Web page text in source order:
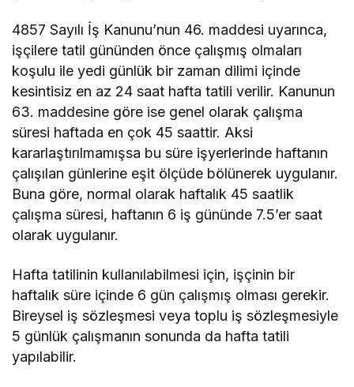
4857 Sayılı İş Kanunu’nun 46. maddesi uyarınca,
işçilere tatil gününden önce çalışmış olmaları
koşulu ile yedi günlük bir zaman dilimi içinde
kesintisiz en az 24 saat hafta tatili verilir. Kanunun
63. maddesine göre ise genel olarak çalışma
süresi haftada en çok 45 saattir. Aksi
kararlaştırılmamışsa bu süre işyerlerinde haftanın
çalışılan günlerine eşit ölçüde bölünerek uygulanır.
Buna göre, normal olarak haftalık 45 saatlik
çalışma süresi, haftanın 6 iş gününde 7.5’er saat
olarak uygulanır.
Hafta tatilinin kullanılabilmesi için, işçinin bir
haftalık süre içinde 6 gün çalışmış olması gerekir.
Bireysel iş sözleşmesi veya toplu iş sözleşmesiyle
5 günlük çalışmanın sonunda da hafta tatili
yapılabilir.